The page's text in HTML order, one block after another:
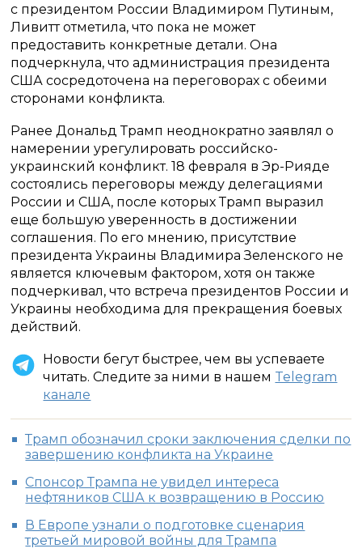
с президентом России Владимиром Путиным,
Ливитт отметила, что пока не может
предоставить конкретные детали. Она
подчеркнула, что администрация президента
США сосредоточена на переговорах с обеими
сторонами конфликта.
Ранее Дональд Трамп неоднократно заявлял о
намерении урегулировать российско-
украинский конфликт. 18 февраля в Эр-Рияде
состоялись переговоры между делегациями
России и США, после которых Трамп выразил
еще большую уверенность в достижении
соглашения. По его мнению, присутствие
президента Украины Владимира Зеленского не
является ключевым фактором, хотя он также
подчеркивал, что встреча президентов России и
Украины необходима для прекращения боевых
действий.
Новости бегут быстрее, чем вы успеваете
читать. Следите за ними в нашем Telegram
канале
Трамп обозначил сроки заключения сделки по
завершению конфликта на Украине
Спонсор Трампа не увидел интереса
нефтяников США к возвращению в Россию
В Европе узнали о подготовке сценария
третьей мировой войны для Трампа